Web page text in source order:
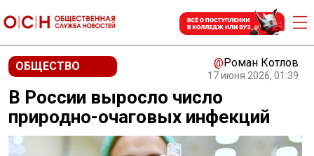
ОБЩЕСТВО @Роман Котлов
17 июня 2026, 01:39
В России выросло число
природно-очаговых инфекций